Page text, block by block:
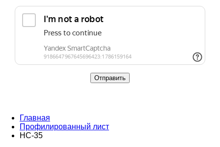
Главная
Профилированный лист
НС-35